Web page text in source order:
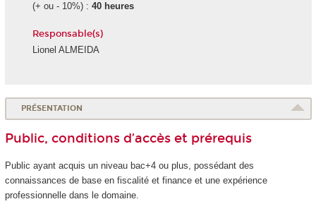
(+ ou - 10%) : 40 heures
Responsable(s)
Lionel ALMEIDA
PRÉSENTATION
Public, conditions d’accès et prérequis
Public ayant acquis un niveau bac+4 ou plus, possédant des
connaissances de base en fiscalité et finance et une expérience
professionnelle dans le domaine.